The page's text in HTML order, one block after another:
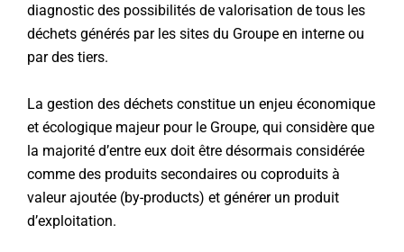
diagnostic des possibilités de valorisation de tous les
déchets générés par les sites du Groupe en interne ou
par des tiers.
La gestion des déchets constitue un enjeu économique
et écologique majeur pour le Groupe, qui considère que
la majorité d’entre eux doit être désormais considérée
comme des produits secondaires ou coproduits à
valeur ajoutée (by-products) et générer un produit
d’exploitation.